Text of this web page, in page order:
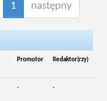
1 następny
Promotor Redaktor(rzy)
- -